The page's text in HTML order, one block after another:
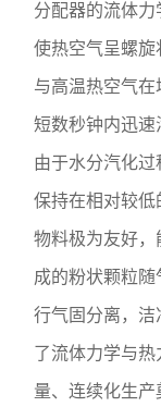
分配器的流体
使热空气呈螺
与高温热空气
短数秒钟内迅速
由于水分汽化
保持在相对较
物料极为友好
成的粉状颗粒
行气固分离，
了流体力学与
量、连续化生产